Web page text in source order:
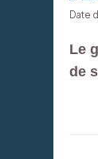
Date
Le
de